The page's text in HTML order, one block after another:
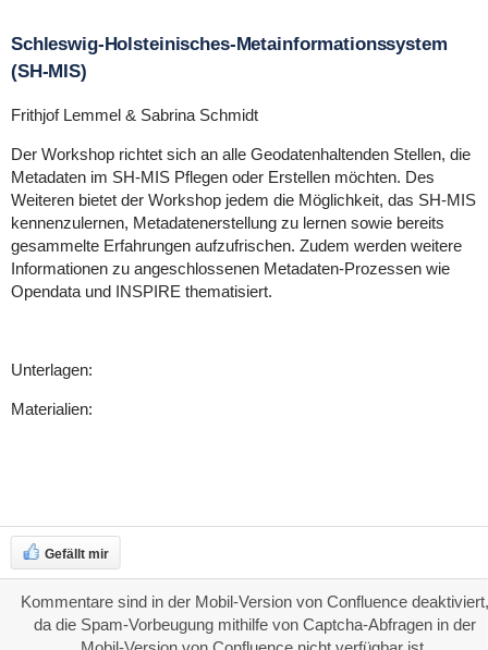
Schleswig-Holsteinisches-Metainformationssystem
(SH-MIS)
Frithjof Lemmel & Sabrina Schmidt
Der Workshop richtet sich an alle Geodatenhaltenden Stellen, die
Metadaten im SH-MIS Pflegen oder Erstellen möchten. Des
Weiteren bietet der Workshop jedem die Möglichkeit, das SH-MIS
kennenzulernen, Metadatenerstellung zu lernen sowie bereits
gesammelte Erfahrungen aufzufrischen. Zudem werden weitere
Informationen zu angeschlossenen Metadaten-Prozessen wie
Opendata und INSPIRE thematisiert.
Unterlagen:
Materialien:
Gefällt mir
Kommentare sind in der Mobil-Version von Confluence deaktiviert,
da die Spam-Vorbeugung mithilfe von Captcha-Abfragen in der